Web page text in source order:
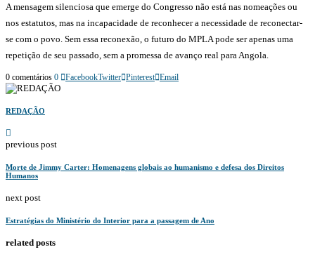
A mensagem silenciosa que emerge do Congresso não está nas nomeações ou
nos estatutos, mas na incapacidade de reconhecer a necessidade de reconectar-
se com o povo. Sem essa reconexão, o futuro do MPLA pode ser apenas uma
repetição de seu passado, sem a promessa de avanço real para Angola.
0 comentários 0 FacebookTwitter Pinterest Email
REDAÇÃO
previous post
Morte de Jimmy Carter: Homenagens globais ao humanismo e defesa dos Direitos
Humanos
next post
Estratégias do Ministério do Interior para a passagem de Ano
related posts